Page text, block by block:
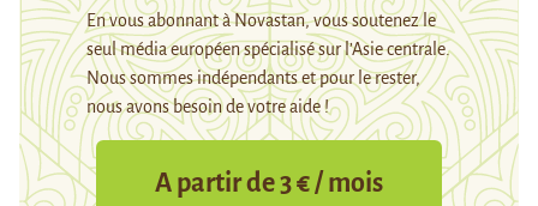
En vous abonnant à Novastan, vous soutenez le
seul média européen spécialisé sur l’Asie centrale.
Nous sommes indépendants et pour le rester,
nous avons besoin de votre aide !
A partir de 3 € / mois